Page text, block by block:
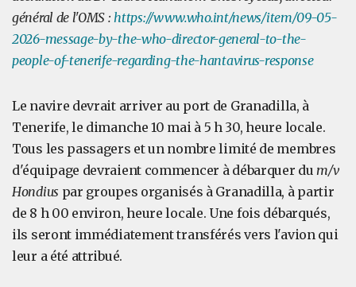
général de l'OMS :https://www.who.int/news/item/09-05-
2026-message-by-the-who-director-general-to-the-
people-of-tenerife-regarding-the-hantavirus-response
Le navire devrait arriver au port de Granadilla, à
Tenerife, le dimanche 10 mai à 5 h 30, heure locale.
Tous les passagers et un nombre limité de membres
d'équipage devraient commencer à débarquer dum/v
Hondius par groupes organisés à Granadilla, à partir
de 8 h 00 environ, heure locale. Une fois débarqués,
ils seront immédiatement transférés vers l'avion qui
leur a été attribué.